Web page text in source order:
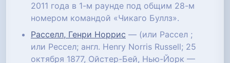
2011 года в 1-м раунде под общим 28-м
номером командой «Чикаго Буллз».
Расселл, Генри Норрис — (или Рассел ;
или Рессел; англ. Henry Norris Russell; 25
октября 1877, Ойстер-Бей, Нью-Йорк —